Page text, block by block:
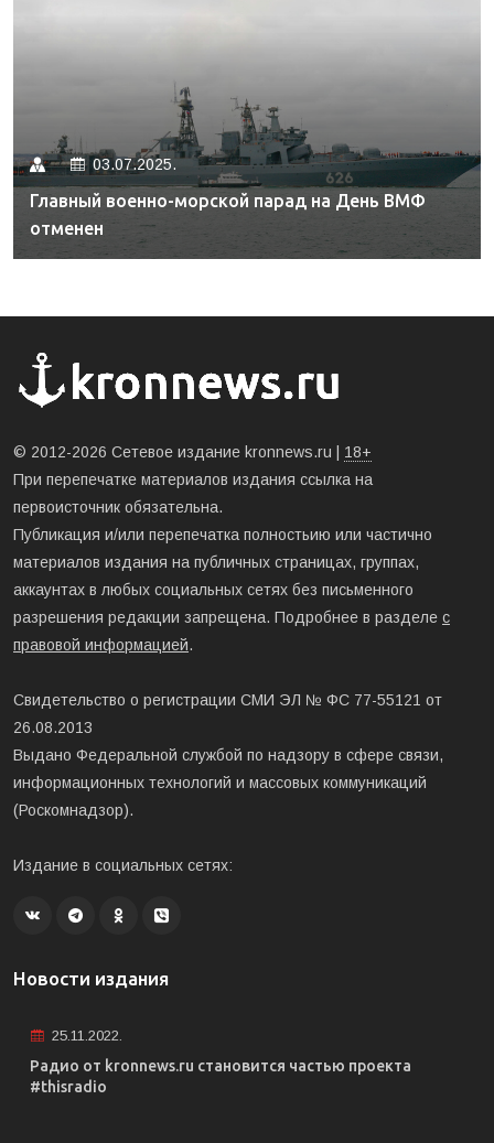
03.07.2025.
Главный военно-морской парад на День ВМФ
отменен
© 2012-2026 Сетевое издание kronnews.ru | 18+
При перепечатке материалов издания ссылка на
первоисточник обязательна.
Публикация и/или перепечатка полностьию или частично
материалов издания на публичных страницах, группах,
аккаунтах в любых социальных сетях без письменного
разрешения редакции запрещена. Подробнее в разделе с
правовой информацией.
Свидетельство о регистрации СМИ ЭЛ № ФС 77-55121 от
26.08.2013
Выдано Федеральной службой по надзору в сфере связи,
информационных технологий и массовых коммуникаций
(Роскомнадзор).
Издание в социальных сетях:
Новости издания
25.11.2022.
Радио от kronnews.ru становится частью проекта
#thisradio